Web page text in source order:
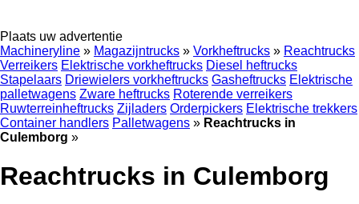
Plaats uw advertentie
Machineryline » Magazijntrucks » Vorkheftrucks » Reachtrucks
Verreikers Elektrische vorkheftrucks Diesel heftrucks
Stapelaars Driewielers vorkheftrucks Gasheftrucks Elektrische
palletwagens Zware heftrucks Roterende verreikers
Ruwterreinheftrucks Zijladers Orderpickers Elektrische trekkers
Container handlers Palletwagens » Reachtrucks in
Culemborg »
Reachtrucks in Culemborg